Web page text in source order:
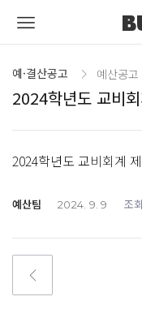
예·결산공고 예산공고
2024학년도 교비
2024학년도 교비회계
예산팀 2024. 9. 9 조